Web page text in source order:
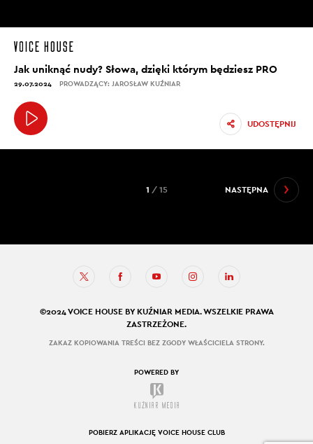
Jak uniknąć nudy? Słowa, dzięki którym będziesz PRO
29.07.2024 PROWADZĄCY: JAROSŁAW KUŹNIAR
UDOSTĘPNIJ
NASTĘPNA
1 / 15
©2024 VOICE HOUSE BY KUŹNIAR MEDIA. WSZELKIE PRAWA
ZASTRZEŻONE.
ZAKAZ KOPIOWANIA TREŚCI BEZ ZGODY WŁAŚCICIELA STRONY.
POWERED BY
POBIERZ APLIKACJĘ VOICE HOUSE CLUB